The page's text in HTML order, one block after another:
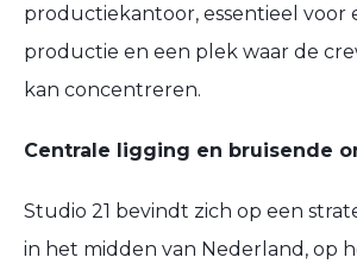
productiekantoor, essentieel voor
productie en een plek waar de
kan concentreren.
Centrale ligging en bruisende
Studio 21 bevindt zich op een
in het midden van Nederland, op